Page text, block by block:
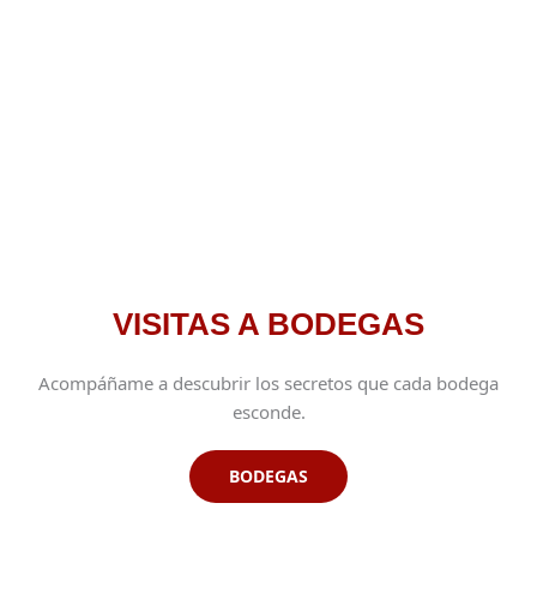
VISITAS A BODEGAS
Acompáñame a descubrir los secretos que cada bodega
esconde.
BODEGAS